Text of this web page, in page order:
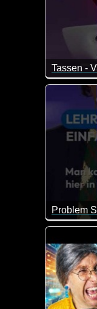
Tassen -
Kurz und
Olaf